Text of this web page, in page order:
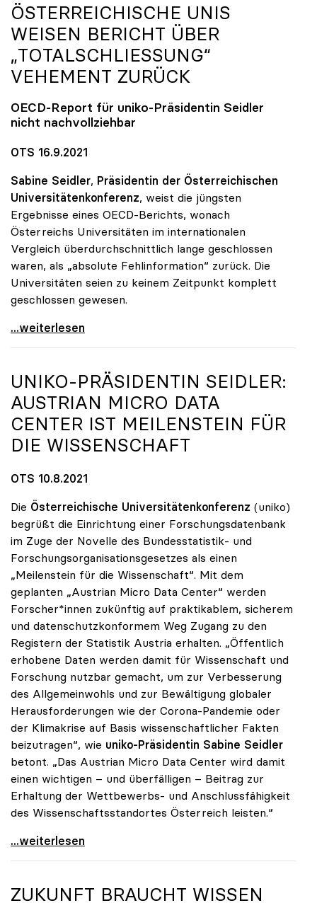
ÖSTERREICHISCHE UNIS
WEISEN BERICHT ÜBER
„TOTALSCHLIESSUNG“ V
EHEMENT ZURÜCK
OECD-Report für uniko-Präsidentin Seidler
nicht nachvollziehbar
OTS 16.9.2021
Sabine Seidler, Präsidentin der Österreichischen
Universitätenkonferenz, weist die jüngsten
Ergebnisse eines OECD-Berichts, wonach
Österreichs Universitäten im internationalen
Vergleich überdurchschnittlich lange geschlossen
waren, als „absolute Fehlinformation“ zurück. Die
Universitäten seien zu keinem Zeitpunkt komplett
geschlossen gewesen.
Österreichische Unis weisen Bericht über
...weiterlesen
UNIKO-PRÄSIDENTIN SEIDLER:
AUSTRIAN MICRO DATA
CENTER IST MEILENSTEIN FÜR
DIE WISSENSCHAFT
OTS 10.8.2021
Die Österreichische Universitätenkonferenz (uniko)
begrüßt die Einrichtung einer Forschungsdatenbank
im Zuge der Novelle des Bundesstatistik- und
Forschungsorganisationsgesetzes als einen
„Meilenstein für die Wissenschaft“. Mit dem
geplanten „Austrian Micro Data Center“ werden
Forscher*innen zukünftig auf praktikablem, sicherem
und datenschutzkonformem Weg Zugang zu den
Registern der Statistik Austria erhalten. „Öffentlich
erhobene Daten werden damit für Wissenschaft und
Forschung nutzbar gemacht, um zur Verbesserung
des Allgemeinwohls und zur Bewältigung globaler
Herausforderungen wie der Corona-Pandemie oder
der Klimakrise auf Basis wissenschaftlicher Fakten
beizutragen“, wie uniko-Präsidentin Sabine Seidler
betont. „Das Austrian Micro Data Center wird damit
einen wichtigen – und überfälligen – Beitrag zur
Erhaltung der Wettbewerbs- und Anschlussfähigkeit
des Wissenschaftsstandortes Österreich leisten.“
uniko-Präsidentin Seidler: Austrian Micro Data
...weiterlesen
ZUKUNFT BRAUCHT WISSEN